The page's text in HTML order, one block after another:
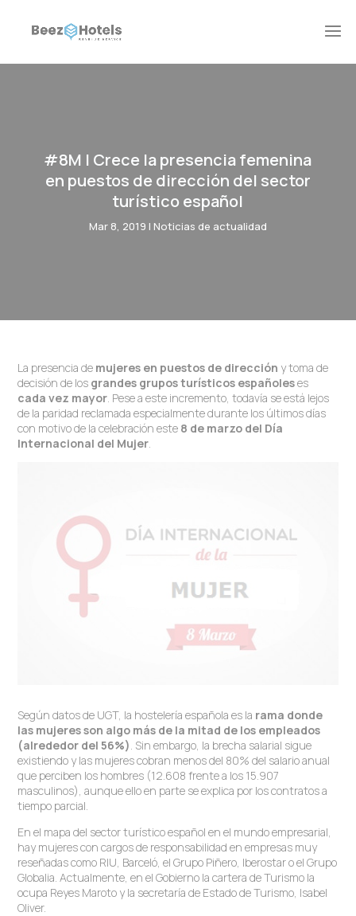
#8M | Crece la presencia femenina
en puestos de dirección del sector
turístico español
Mar 8, 2019 | Noticias de actualidad
La presencia de mujeres en puestos de dirección y toma de
decisión de los grandes grupos turísticos españoleses
cada vez mayor. Pese a este incremento, todavía se está lejos
de la paridad reclamada especialmente durante los últimos días
con motivo de la celebración este 8 de marzo del Día
Internacional del Mujer.
Según datos de UGT, la hostelería española es la rama donde
las mujeres son algo más de la mitad de los empleados
(alrededor del 56%) . Sin embargo, la brecha salarial sigue
existiendo y las mujeres cobran menos del 80% del salario anual
que perciben los hombres (12.608 frente a los 15.907
masculinos), aunque ello en parte se explica por los contratos a
tiempo parcial.
En el mapa del sector turístico español en el mundo empresarial,
hay mujeres con cargos de responsabilidad en empresas muy
reseñadas como RIU, Barceló, el Grupo Piñero, Iberostar o el Grupo
Globalia. Actualmente, en el Gobierno la cartera de Turismo la
ocupa Reyes Maroto y la secretaría de Estado de Turismo, Isabel
Oliver.